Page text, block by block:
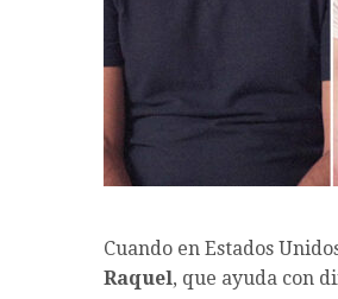
Cuando en Estados
Raquel, que ayuda con